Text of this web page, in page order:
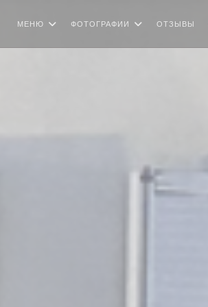
МЕНЮ ФОТОГРАФИИ ОТЗЫВЫ